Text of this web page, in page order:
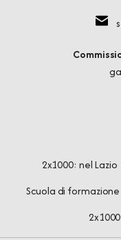
2x1000: nel
Scuola di